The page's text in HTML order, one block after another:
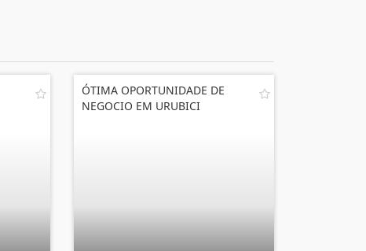
ÓTIMA OPORTUNIDADE DE
NEGOCIO EM URUBICI